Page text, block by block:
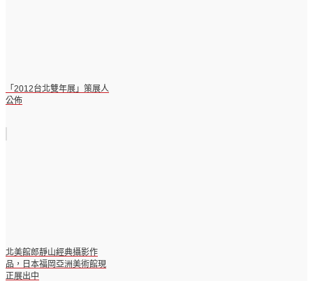
「2012台北雙年展」策展人
公佈
北美館郎靜山經典攝影作
品，日本福岡亞洲美術館現
正展出中